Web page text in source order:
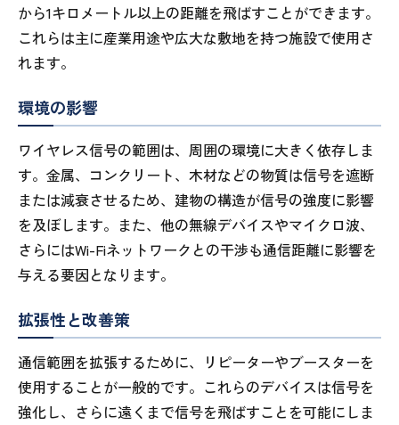
から1キロメートル以上の距離を飛ばすことができます。
これらは主に産業用途や広大な敷地を持つ施設で使用さ
れます。
環境の影響
ワイヤレス信号の範囲は、周囲の環境に大きく依存しま
す。金属、コンクリート、木材などの物質は信号を遮断
または減衰させるため、建物の構造が信号の強度に影響
を及ぼします。また、他の無線デバイスやマイクロ波、
さらにはWi-Fiネットワークとの干渉も通信距離に影響を
与える要因となります。
拡張性と改善策
通信範囲を拡張するために、リピーターやブースターを
使用することが一般的です。これらのデバイスは信号を
強化し、さらに遠くまで信号を飛ばすことを可能にしま